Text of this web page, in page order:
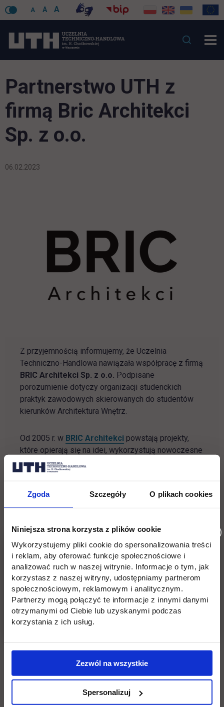
Zgoda Szczegóły O plikach cookies
Niniejsza strona korzysta z plików cookie
Wykorzystujemy pliki cookie do spersonalizowania treści
i reklam, aby oferować funkcje społecznościowe i
analizować ruch w naszej witrynie. Informacje o tym, jak
korzystasz z naszej witryny, udostępniamy partnerom
społecznościowym, reklamowym i analitycznym.
Partnerzy mogą połączyć te informacje z innymi danymi
otrzymanymi od Ciebie lub uzyskanymi podczas
korzystania z ich usług.
Zezwól na wszystkie
Spersonalizuj
A A A
Partnerstwo UTH z
firmą Bric Architekci
Sp. z o.o.
06.02.2023
Z przyjemnością informujemy, że Uczelnia
Techniczno-Handlowa nawiązała współpracę z firmą
BRIC Architekci Sp. z o.o. Podpisane
porozumienie dotyczy organizacji studenckich
praktyk zawodowych skierowanych do studentów
kierunków Architektura Wnętrz.
Od 2005 r. w BRIC Architekci link otwiera się w nowej
powstają projekty,
które opierają się na idei, wykorzystują nowoczesne
technologie, a jednocześnie są ergonomiczne,
przyjazne i ponadczasowe. Firma specjalizuje się w
chłonności działek pod inwestycje deweloperskie, a
także kompleksowo zarządza projektem i procesem
Więcej informacji: Biuro Karier, tel. 22 262 88 21,
22, e-mail: kariera@uth.edu.pl
Informacje w stopce
Wirtualna uczelnia
Dziekanat